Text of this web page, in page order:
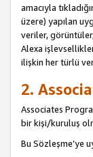
amacıyla
üzere) yapılan
veriler,
Alexa
ilişkin her türlü
2.
Associates
bir kişi/kuruluş
Bu Sözleşme’ye